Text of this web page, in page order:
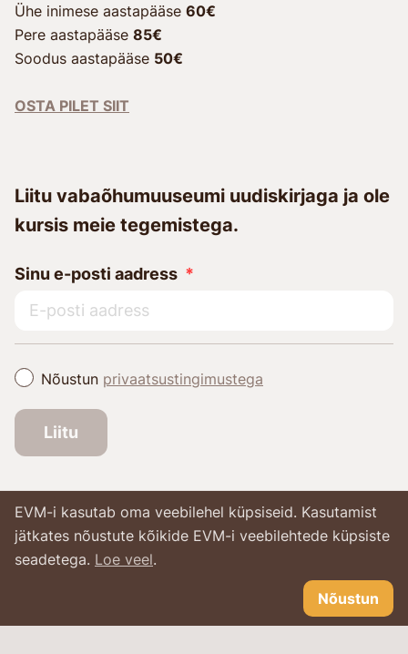
Ühe inimese aastapääse 60€
Pere aastapääse 85€
Soodus aastapääse 50€
OSTA PILET SIIT
Liitu vabaõhumuuseumi uudiskirjaga ja ole
kursis meie tegemistega.
Sinu e-posti aadress
Nõustun privaatsustingimustega
Liitu
EVM-i kasutab oma veebilehel küpsiseid. Kasutamist
jätkates nõustute kõikide EVM-i veebilehtede küpsiste
seadetega. Loe veel.
Nõustun